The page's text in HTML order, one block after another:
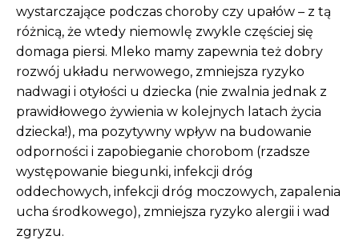
wystarczające podczas choroby czy upałów – z tą
różnicą, że wtedy niemowlę zwykle częściej się
domaga piersi. Mleko mamy zapewnia też dobry
rozwój układu nerwowego, zmniejsza ryzyko
nadwagi i otyłości u dziecka (nie zwalnia jednak z
prawidłowego żywienia w kolejnych latach życia
dziecka!), ma pozytywny wpływ na budowanie
odporności i zapobieganie chorobom (rzadsze
występowanie biegunki, infekcji dróg
oddechowych, infekcji dróg moczowych, zapalenia
ucha środkowego), zmniejsza ryzyko alergii i wad
zgryzu.